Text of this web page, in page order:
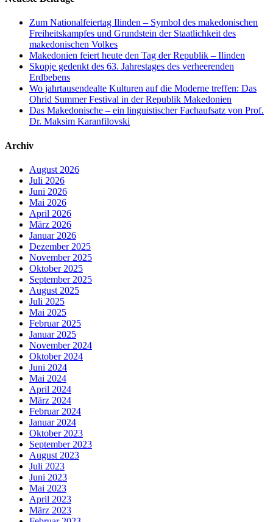
Zum Nationalfeiertag Ilinden – Symbol des makedonischen
Freiheitskampfes und Grundstein der Staatlichkeit des
makedonischen Volkes
Makedonien feiert heute den Tag der Republik – Ilinden
Skopje gedenkt des 63. Jahrestages des verheerenden
Erdbebens
Wo jahrtausendealte Kulturen auf die Moderne treffen: Das
Ohrid Summer Festival in der Republik Makedonien
Das Makedonische – ein linguistischer Fachaufsatz von Prof.
Dr. Maksim Karanfilovski
Archiv
August 2026
Juli 2026
Juni 2026
Mai 2026
April 2026
März 2026
Januar 2026
Dezember 2025
November 2025
Oktober 2025
September 2025
August 2025
Juli 2025
Mai 2025
Februar 2025
Januar 2025
November 2024
Oktober 2024
Juni 2024
Mai 2024
April 2024
März 2024
Februar 2024
Januar 2024
Oktober 2023
September 2023
August 2023
Juli 2023
Juni 2023
Mai 2023
April 2023
März 2023